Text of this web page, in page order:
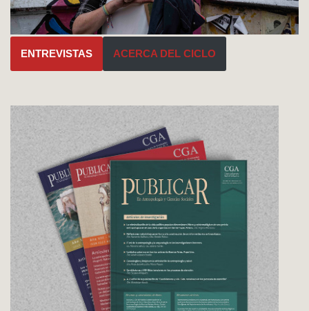
ENTREVISTAS ACERCA DEL CICLO